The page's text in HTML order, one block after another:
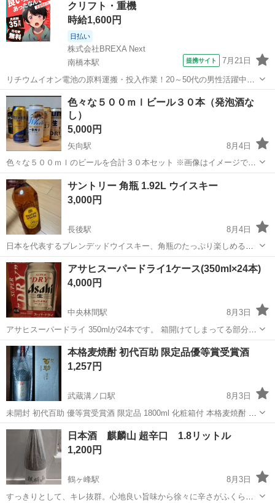
クリフト・重機
時給1,600円
日払い
株式会社BREXA Next
南橋本駅
提携サイト 7月21日
リチウムイオン電池の原料運搬・投入作業！20～50代の男性活躍中★
ワンルーム寮完備！赴任旅費会社負担！年間休日130日★フォークリフ
ト免許お持ちの方、活躍中！就業先食堂利用可★《神奈川県相模原
市》 人気の工場のお仕事 ◇電...
神奈川 相模原市 南橋本駅 その他
色々な５００ｍｌビール３０本（発泡酒な
し）
5,000円
矢向駅
8月4日
色々な５００ｍｌのビールを合計３０本セット ※画像はイメージです
例） アサヒゴールド マルエフ ドライクリスタル サントリー
生 など 着払いであれば配送も対応可能 何かあればご相談下さい
神奈川 横浜市 矢向駅 カクテル・チューハイ
サントリー 角瓶 1.92L ウイスキー
3,000円
長後駅
8月4日
日本を代表するブレンデッドウイスキー、角瓶のたっぷり楽しめる
1.92Lペットボトルサイズです。 - ブランド: Suntory - 商品名: 角瓶 -
内容量: 1.92L - アルコール度数: 40度 - 原材料: モル...
神奈川 藤沢市 長後駅 ウイスキー
アサヒスーパードライ1ケース(350ml×24本)
4,000円
中央林間駅
8月3日
アサヒスーパードライ 350mlが24本です。 箱開けてしまってる部分は
お渡しの際、中身が出てきてしまわないようにガムテープで塞ぎま
す。ご了承ください。 賞味期限は2027/2です。
神奈川 大和市 中央林間駅 ビール アサヒスーパードライ
本格麦焼酎 初代百助 限定品優等賞受賞酒
1,257円
武蔵溝ノ口駅
8月3日
未開封 初代百助 優等賞受賞酒 限定品 1800ml 化粧箱付 本格麦焼酎 未
開封 化粧箱付き 1800ml 優等賞受賞記念限定品 自宅暗所保管 ラベ
ル・箱とも良好
神奈川 川崎市 武蔵溝ノ口駅 焼酎
日本酒 麒麟山 超辛口 1.8リットル
1,200円
鶴ヶ峰駅
8月3日
すっきりとして、キレ抜群。心地良い旨味から徐々に辛さがふくらむ